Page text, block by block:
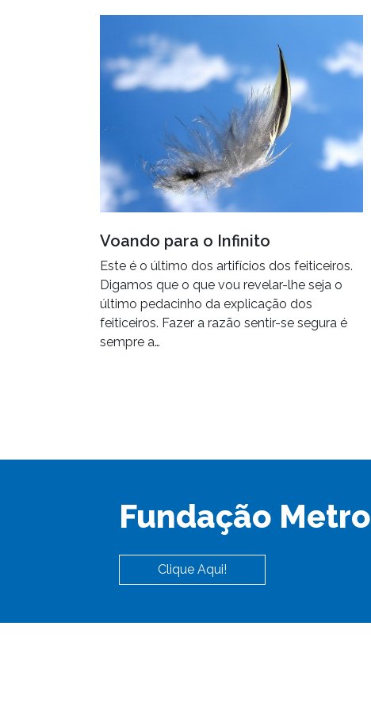
Voando para o Infinito
Este é o último dos artifícios dos feiticeiros.
Digamos que o que vou revelar-lhe seja o
último pedacinho da explicação dos
feiticeiros. Fazer a razão sentir-se segura é
sempre a…
Fundação Metro
Clique Aqui!